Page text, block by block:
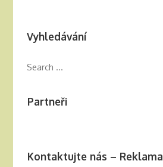
Vyhledávání
Partneři
Kontaktujte nás – Reklama